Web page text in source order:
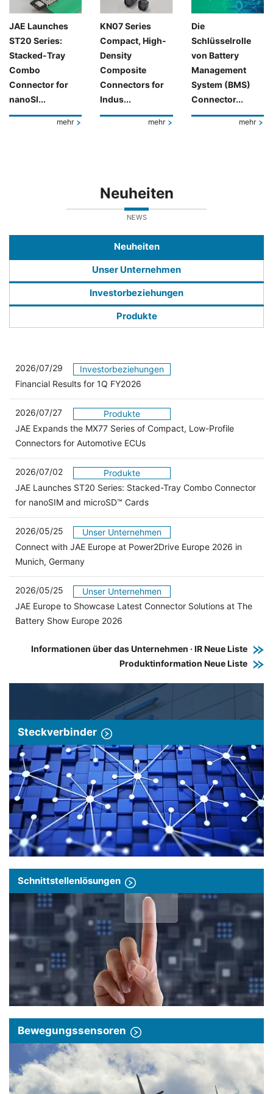
JAE Launches
ST20 Series:
Stacked-Tray
Combo
Connector for
nanoSI...
mehr
KN07 Series
Compact, High-
Density
Composite
Connectors for
Indus...
mehr
Die
Schlüsselrolle
von Battery
Management
System (BMS)
Connector...
mehr
Neuheiten
NEWS
Neuheiten
Unser Unternehmen
Investorbeziehungen
Produkte
2026/07/29
Investorbeziehungen
Financial Results for 1Q FY2026
2026/07/27
Produkte
JAE Expands the MX77 Series of Compact, Low-Profile
Connectors for Automotive ECUs
2026/07/02
Produkte
JAE Launches ST20 Series: Stacked-Tray Combo Connector
for nanoSIM and microSD™ Cards
2026/05/25
Unser Unternehmen
Connect with JAE Europe at Power2Drive Europe 2026 in
Munich, Germany
2026/05/25
Unser Unternehmen
JAE Europe to Showcase Latest Connector Solutions at The
Battery Show Europe 2026
Informationen über das Unternehmen · IR Neue Liste
Produktinformation Neue Liste
Steckverbinder
Schnittstellenlösungen
Bewegungssensoren